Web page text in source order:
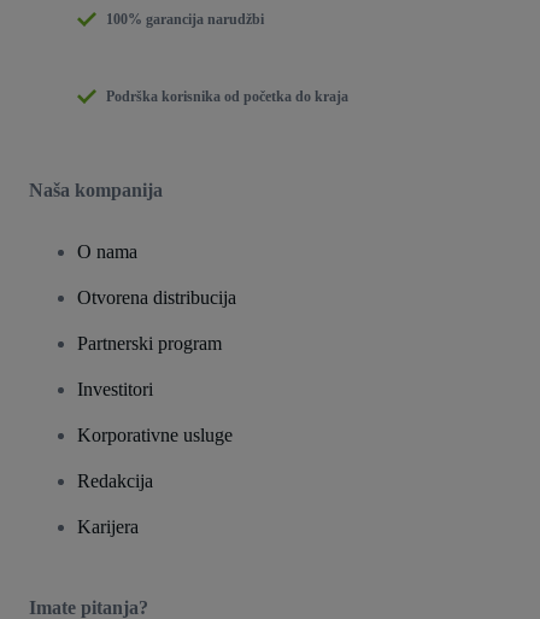
100% garancija narudžbi
Podrška korisnika od početka do kraja
Naša kompanija
O nama
Otvorena distribucija
Partnerski program
Investitori
Korporativne usluge
Redakcija
Karijera
Imate pitanja?